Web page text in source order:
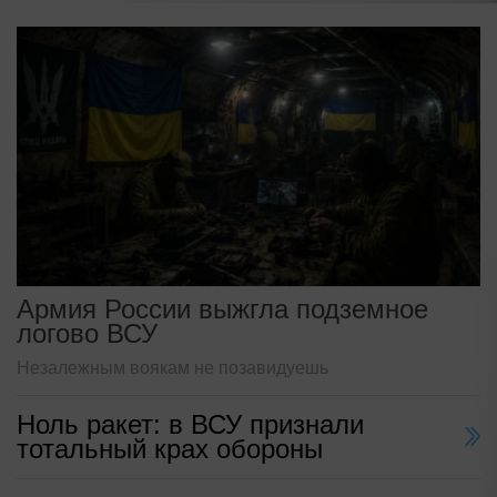
Армия России выжгла подземное
логово ВСУ
Незалежным воякам не позавидуешь
Ноль ракет: в ВСУ признали
тотальный крах обороны